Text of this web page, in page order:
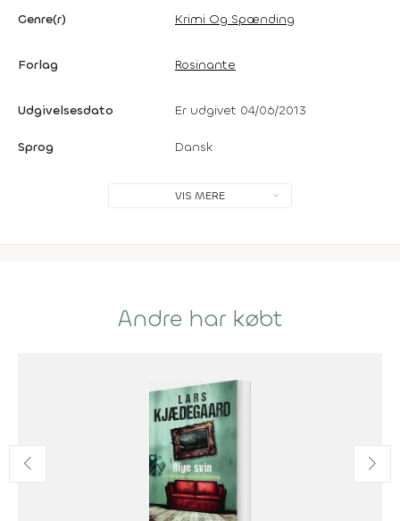
Genre(r) Krimi Og Spænding
Forlag Rosinante
Udgivelsesdato Er udgivet 04/06/2013
Sprog Dansk
VIS MERE
Andre har købt